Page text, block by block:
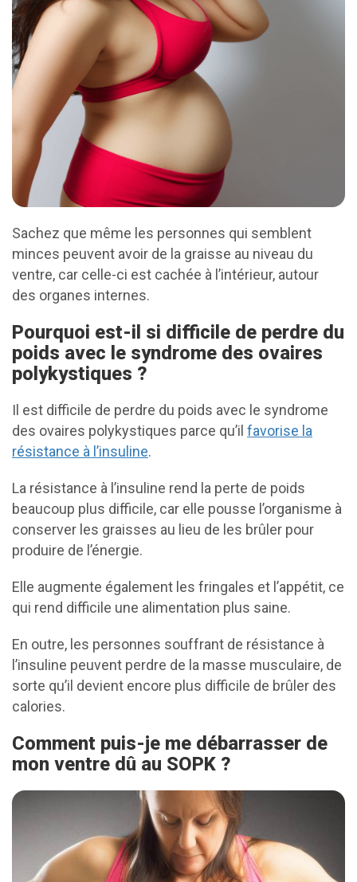
Sachez que même les personnes qui semblent
minces peuvent avoir de la graisse au niveau du
ventre, car celle-ci est cachée à l’intérieur, autour
des organes internes.
Pourquoi est-il si difficile de perdre du
poids avec le syndrome des ovaires
polykystiques ?
Il est difficile de perdre du poids avec le syndrome
des ovaires polykystiques parce qu’il favorise la
résistance à l’insuline.
La résistance à l’insuline rend la perte de poids
beaucoup plus difficile, car elle pousse l’organisme à
conserver les graisses au lieu de les brûler pour
produire de l’énergie.
Elle augmente également les fringales et l’appétit, ce
qui rend difficile une alimentation plus saine.
En outre, les personnes souffrant de résistance à
l’insuline peuvent perdre de la masse musculaire, de
sorte qu’il devient encore plus difficile de brûler des
calories.
Comment puis-je me débarrasser de
mon ventre dû au SOPK ?